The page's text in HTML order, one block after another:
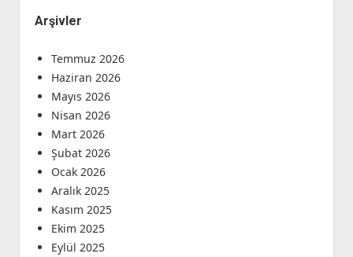
Arşivler
Temmuz 2026
Haziran 2026
Mayıs 2026
Nisan 2026
Mart 2026
Şubat 2026
Ocak 2026
Aralık 2025
Kasım 2025
Ekim 2025
Eylül 2025